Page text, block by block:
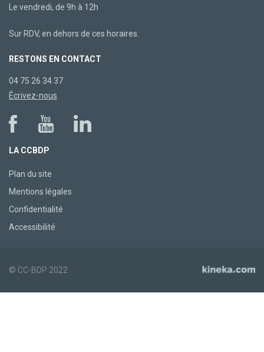
Le vendredi, de 9h à 12h
Sur RDV, en dehors de ces horaires.
RESTONS EN CONTACT
04 75 26 34 37
Écrivez-nous
LA CCBDP
Plan du site
Mentions légales
Confidentialité
Accessibilité
© CC-BDP 2022